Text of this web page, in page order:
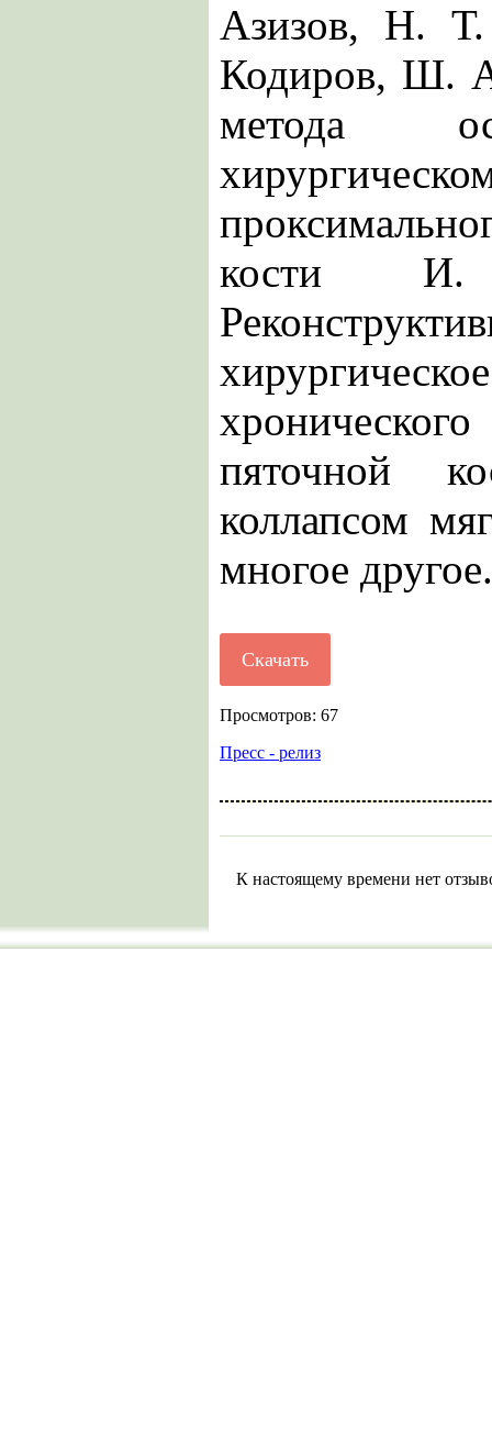
Азизов, Н.
Кодиров, Ш.
метода
кости
пяточной
коллапсом
многое
Скачать
Просмотров: 67
Пресс - релиз
К настоящему времени нет